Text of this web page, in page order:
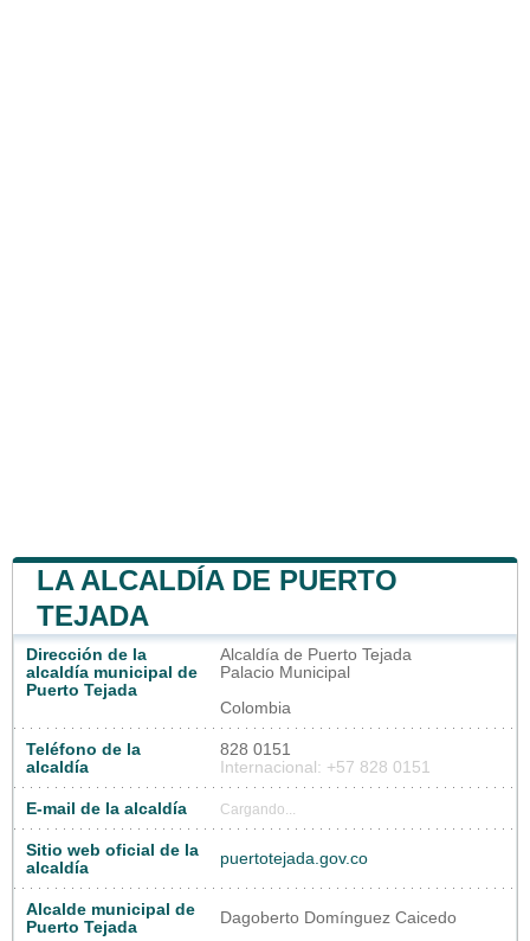
LA ALCALDÍA DE PUERTO
TEJADA
Dirección de la
alcaldía municipal de
Puerto Tejada
Alcaldía de Puerto Tejada
Palacio Municipal
Colombia
Teléfono de la
alcaldía
828 0151
Internacional: +57 828 0151
E-mail de la alcaldía Cargando...
Sitio web oficial de la
alcaldía
puertotejada.gov.co
Alcalde municipal de
Puerto Tejada
Dagoberto Domínguez Caicedo